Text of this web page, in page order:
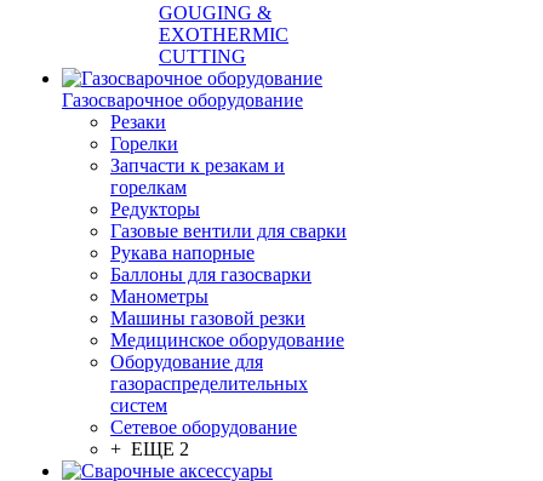
GOUGING &
EXOTHERMIC
CUTTING
Газосварочное оборудование
Резаки
Горелки
Запчасти к резакам и
горелкам
Редукторы
Газовые вентили для сварки
Рукава напорные
Баллоны для газосварки
Манометры
Машины газовой резки
Медицинское оборудование
Оборудование для
газораспределительных
систем
Сетевое оборудование
+ ЕЩЕ 2